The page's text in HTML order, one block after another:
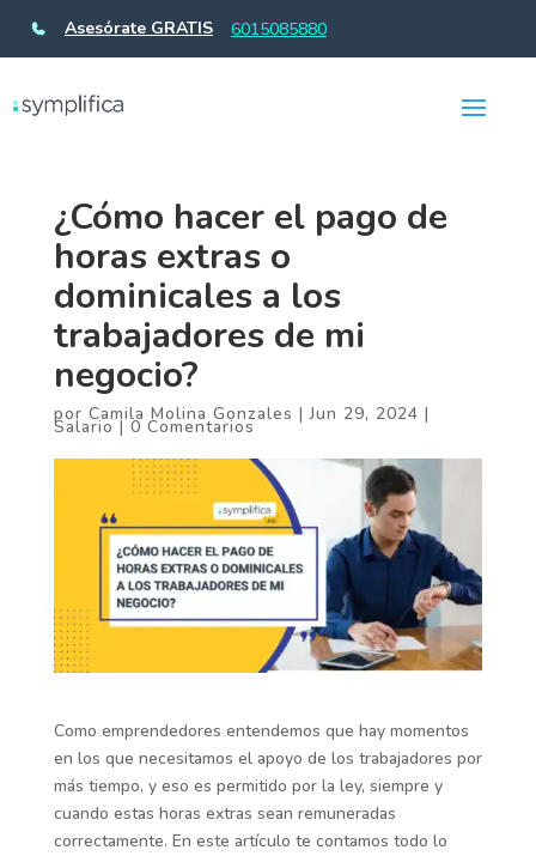
¿Cómo hacer el pago de
horas extras o
dominicales a los
trabajadores de mi
negocio?
por Camila Molina Gonzales |Jun 29, 2024 |
Salario|0 Comentarios
Como emprendedores entendemos que hay momentos
en los que necesitamos el apoyo de los trabajadores por
más tiempo, y eso es permitido por la ley, siempre y
cuando estas horas extras sean remuneradas
correctamente. En este artículo te contamos todo lo
Asesórate GRATIS 6015085880